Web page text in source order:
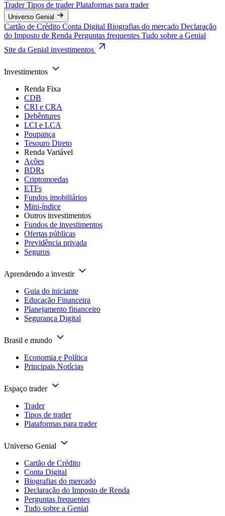
TraderTipos de traderPlataformas para trader
Universo Genial
Cartão de Crédito Conta Digital Biografias do mercado Declaração
do Imposto de Renda Perguntas frequentes Tudo sobre a Genial
Site da Genial investimentos
Investimentos
Renda Fixa
CDB
CRI e CRA
Debêntures
LCI e LCA
Poupança
Tesouro Direto
Renda Variável
Ações
BDRs
Criptomoedas
ETFs
Fundos imobiliários
Mini-índice
Outros investimentos
Fundos de investimentos
Ofertas públicas
Previdência privada
Seguros
Aprendendo a investir
Guia do iniciante
Educação Financeira
Planejamento financeiro
Segurança Digital
Brasil e mundo
Economia e Política
Principais Notícias
Espaço trader
Trader
Tipos de trader
Plataformas para trader
Universo Genial
Cartão de Crédito
Conta Digital
Biografias do mercado
Declaração do Imposto de Renda
Perguntas frequentes
Tudo sobre a Genial